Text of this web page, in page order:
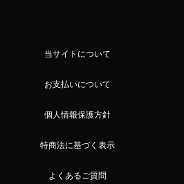
当サイトについて
お支払いについて
個人情報保護方針
特商法に基づく表示
よくあるご質問